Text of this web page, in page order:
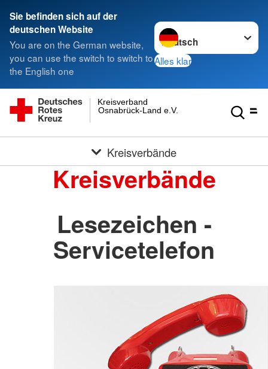
Sie befinden sich auf der
deutschen Website
You are on the German website,
you can use the switch to switch to
the English one
Sprache wechseln zu
Alles klar
Osnabrück-Land e.V.
Kreisverband
Kreisverbände
Kreisverbände
Lesezeichen -
Servicetelefon